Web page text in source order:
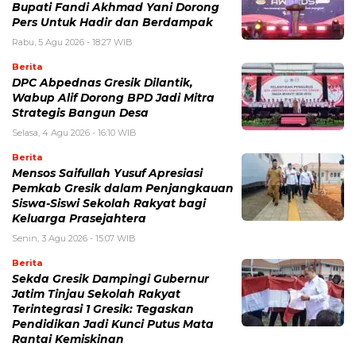
Bupati Fandi Akhmad Yani Dorong
Pers Untuk Hadir dan Berdampak
Rabu, 5 Agu 2026 - 18:27 WIB
Berita
DPC Abpednas Gresik Dilantik,
Wabup Alif Dorong BPD Jadi Mitra
Strategis Bangun Desa
Selasa, 4 Agu 2026 - 16:10 WIB
Berita
Mensos Saifullah Yusuf Apresiasi
Pemkab Gresik dalam Penjangkauan
Siswa-Siswi Sekolah Rakyat bagi
Keluarga Prasejahtera
Senin, 3 Agu 2026 - 15:07 WIB
Berita
Sekda Gresik Dampingi Gubernur
Jatim Tinjau Sekolah Rakyat
Terintegrasi 1 Gresik: Tegaskan
Pendidikan Jadi Kunci Putus Mata
Rantai Kemiskinan